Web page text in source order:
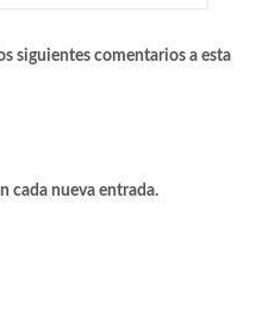
siguientes comentarios a esta
cada nueva entrada.